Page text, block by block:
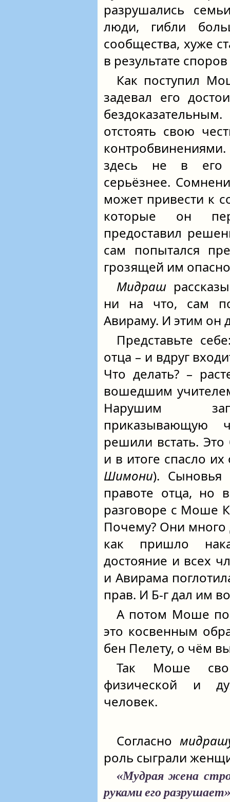
разрушались
люди, гибли
сообщества, хуже
в результате
Как поступил
задевал его
отстоять свою
здесь не в его
серьёзнее.
может привести к
которые он
предоставил
сам попытался
грозящей им
Мидраш
ни на что, сам
Авираму. И этим он
Представьте
отца – и вдруг
Что делать? –
вошедшим
Нарушим
приказывающую
решили встать.
и в итоге спасло их
Шимони). Сыновья
правоте отца, но
разговоре с Моше
Почему? Они много
как пришло
достояние и всех
и Авирама
прав. И Б‑г дал им
А потом Моше
это косвенным
бен Пелету, о чём
Так Моше
физической и
человек.
Согласно
роль сыграли
«Мудрая жена
руками его разрушает»